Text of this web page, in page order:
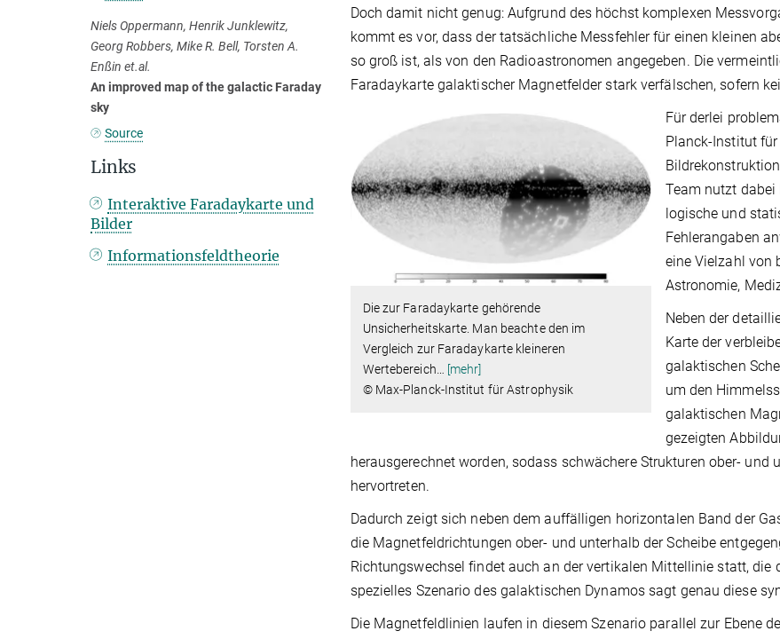
Doch damit nicht genug: Aufgrund des höchst komplexen
kommt es vor, dass der tatsächliche Messfehler für einen kleinen
so groß ist, als von den Radioastronomen angegeben. Die
Faradaykarte galaktischer Magnetfelder stark verfälschen, sofern
Die zur Faradaykarte gehörende
Unsicherheitskarte. Man beachte den im
Vergleich zur Faradaykarte kleineren
Wertebereich
[mehr]
© Max-Planck-Institut für Astrophysik
Für derlei
Planck-Institut
Team nutzt
logische und
Fehlerangaben
eine Vielzahl von
Astronomie,
Neben der
Karte der
galaktischen
um den
galaktischen
gezeigten
herausgerechnet worden, sodass schwächere Strukturen ober- und
hervortreten.
Dadurch zeigt sich neben dem auffälligen horizontalen Band der
die Magnetfeldrichtungen ober- und unterhalb der Scheibe
Richtungswechsel findet auch an der vertikalen Mittellinie statt,
spezielles Szenario des galaktischen Dynamos sagt genau diese
Die Magnetfeldlinien laufen in diesem Szenario parallel zur Ebene
Niels Oppermann, Henrik Junklewitz,
Georg Robbers, Mike R. Bell, Torsten A.
Enßin et.al.
An improved map of the galactic Faraday
sky
Source
Links
Interaktive Faradaykarte und
Bilder
Informationsfeldtheorie